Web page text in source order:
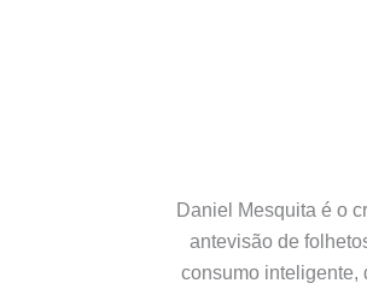
Daniel Mesquita é o
antevisão de
consumo inteligente,